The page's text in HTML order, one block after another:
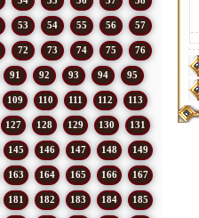
53 54 55 56 57
72 73 74 75 76
91 92 93 94 95
109 110 111 112 113
127 128 129 130 131
145 146 147 148 149
163 164 165 166 167
181 182 183 184 185